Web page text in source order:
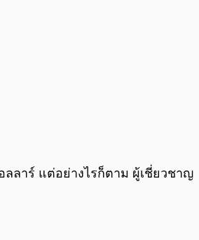
0:00 0:00
ลลาร์ แต่อย่างไรก็ตาม ผู้เชี่ยวชาญ